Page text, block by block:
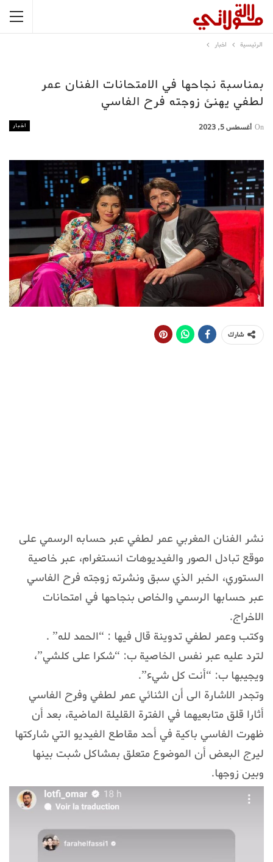
الرئيسية اخبار
بمناسبة نجاحها في الامتحانات الفنان عمر
لطفي يهنئ زوجته فرح الفاسي
اخبار On أغسطس 5, 2023
شارك
نشر الفنان المغربي عمر لطفي عبر حسابه الرسمي على
موقع تبادل الصور والفيديوهات انستغرام، عبر خاصية
الستوري، الخبر الذي سبق ونشرته زوجته فرح الفاسي
عبر حسابها الرسمي والخاص بنجاحها في امتحانات
الاخراج.
وكتب وعمر لطفي تدوينة قال فيها : “الحمد لله” .
لترد عليه عبر نفس الخاصية ب: “شكرا على كلشي”،
ويجيبها ب: “أنت كل شيء”.
وتجدر الاشارة الى أن الثنائي عمر لطفي وفرح الفاسي
أثارا قلق متابعيهما في الفترة القليلة الماضية، بعد أن
ظهرت الفاسي باكية في أحد مقاطع الفيديو التي شاركتها
ليرج البعض أن الموضوع متعلق بمشاكل شبت بينها
وبين زوجها.